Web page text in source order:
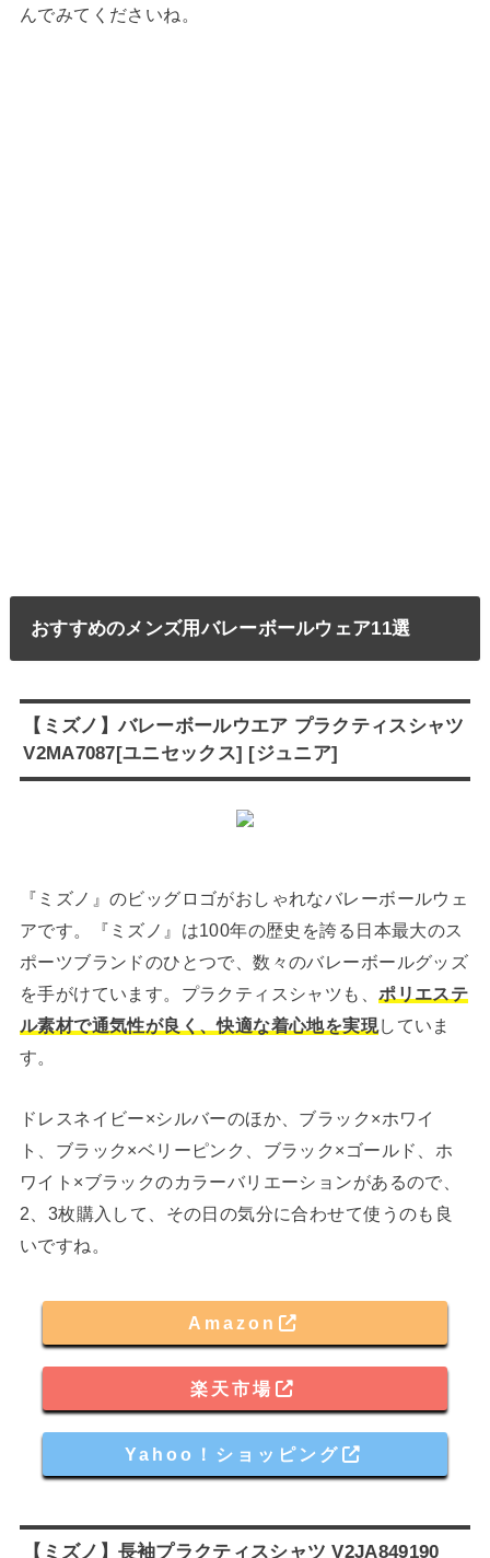
んでみてくださいね。
おすすめのメンズ用バレーボールウェア11選
【ミズノ】バレーボールウエア プラクティスシャツ
V2MA7087[ユニセックス] [ジュニア]
『ミズノ』のビッグロゴがおしゃれなバレーボールウェ
アです。『ミズノ』は100年の歴史を誇る日本最大のス
ポーツブランドのひとつで、数々のバレーボールグッズ
を手がけています。プラクティスシャツも、ポリエステ
ル素材で通気性が良く、快適な着心地を実現していま
す。
ドレスネイビー×シルバーのほか、ブラック×ホワイ
ト、ブラック×ベリーピンク、ブラック×ゴールド、ホ
ワイト×ブラックのカラーバリエーションがあるので、
2、3枚購入して、その日の気分に合わせて使うのも良
いですね。
Amazon
楽天市場
Yahoo！ショッピング
【ミズノ】長袖プラクティスシャツ V2JA849190